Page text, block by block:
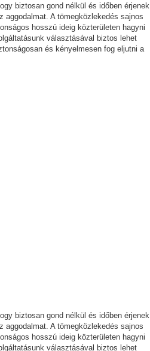
biztosan gond nélkül és időben érjenek
aggodalmat. A tömegközlekedés sajnos
hosszú ideig közterületen hagyni
választásával biztos lehet
és kényelmesen fog eljutni a
biztosan gond nélkül és időben érjenek
aggodalmat. A tömegközlekedés sajnos
hosszú ideig közterületen hagyni
választásával biztos lehet